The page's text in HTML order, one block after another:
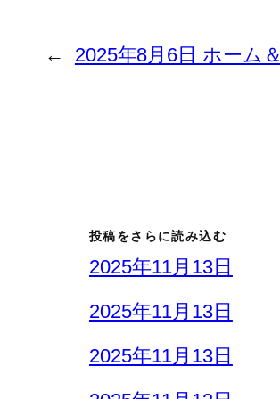
← 2025年8月6日 ホーム
投稿をさらに読み込む
2025年11月13日
2025年11月13日
2025年11月13日